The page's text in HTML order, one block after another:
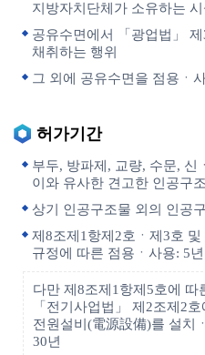
지방자치단체가 소유하는
공유수면에서 「광업법」
채취하는 행위
그 외에 공유수면을 점용ㆍ
허가기간
부두, 방파제, 교량, 수문, 신
이와 유사한 견고한 인공구
상기 인공구조물 외의 인공
제8조제1항제2호ㆍ제3호
규정에 따른 점용ㆍ사용: 5년
다만 제8조제1항제5호에 따
「전기사업법」 제2조제2
전원설비(電源設備)를 설치
30년